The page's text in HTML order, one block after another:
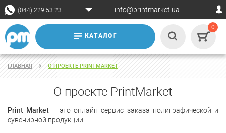
(044) 229-53-23 info@printmarket.ua
КАТАЛОГ
0
ГЛАВНАЯ О ПРОЕКТЕ PRINTMARKET
О проекте PrintMarket
Print Market – это онлайн сервис заказа полиграфической и
сувенирной продукции.